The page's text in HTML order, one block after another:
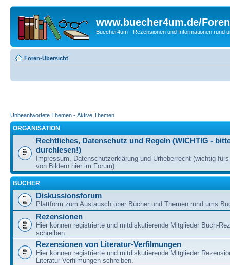
www.buecher4um.de/Foren
Buecher4um - Rezensionen und Informationen rund
Foren-Übersicht
Unbeantwortete Themen • Aktive Themen
ORGANISATION
Rechtliches, Datenschutz und Regeln (WICHTIG -
durchlesen!)
Impressum, Datenschutzerklärung und Urheberrecht (wichtig
von Bildern hier im Forum).
BÜCHER
Diskussionsforum
Plattform zum Austausch über Bücher und Themen rund ums
Rezensionen
Hier können registrierte und mitdiskutierende Mitglieder Buch-
schreiben.
Rezensionen von Literatur-Verfilmungen
Hier können registrierte und mitdiskutierende Mitglieder
Literatur-Verfilmungen schreiben.